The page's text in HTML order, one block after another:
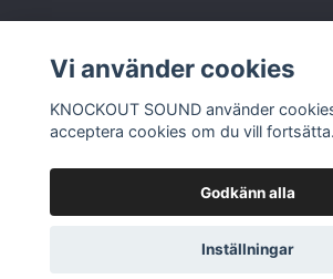
Sociala medier
© 2026 KNOCKOUT
Vi använder cookies
KNOCKOUT SOUND använder
acceptera cookies om du vill fortsätta.
Godkänn alla
Inställningar